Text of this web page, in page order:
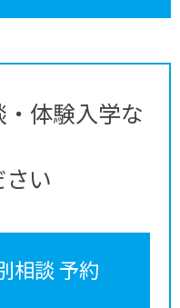
体験入学な
い
相談 予約